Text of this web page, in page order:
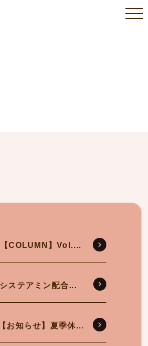
【COLUMN】Vol.14
システアミン配合製
らせ
【お知らせ】夏季休業